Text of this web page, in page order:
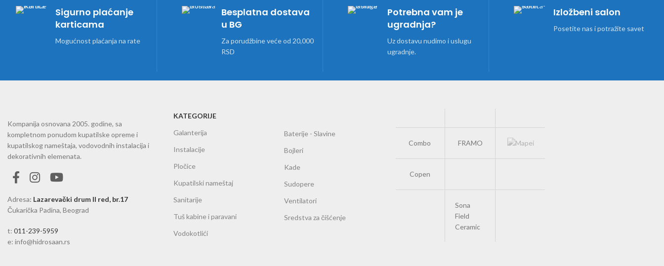
Sigurno plaćanje
karticama
Mogućnost plaćanja na rate
Besplatna dostava
u BG
Za porudžbine veće od 20,000
RSD
Potrebna vam je
ugradnja?
Uz dostavu nudimo i uslugu
ugradnje.
Izložbeni salon
Posetite nas i potražite savet
Kompanija osnovana 2005. godine, sa
kompletnom ponudom kupatilske opreme i
kupatilskog nameštaja, vodovodnih instalacija i
dekorativnih elemenata.
Adresa: Lazarevački drum II red, br.17
Čukarička Padina, Beograd
t: 011-239-5959
e: info@hidrosaan.rs
KATEGORIJE
Galanterija
Instalacije
Pločice
Kupatilski nameštaj
Sanitarije
Tuš kabine i paravani
Vodokotlići
Baterije - Slavine
Bojleri
Kade
Sudopere
Ventilatori
Sredstva za čišćenje
Combo FRAMO
Copen
Sona
Field
Ceramic